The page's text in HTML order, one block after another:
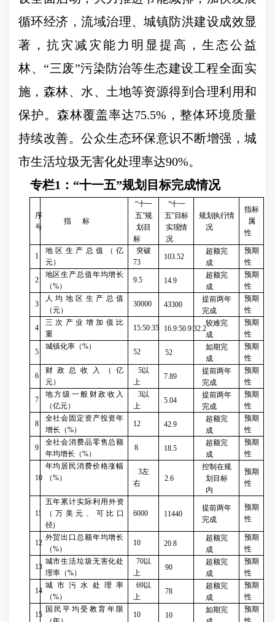
循环经济，流域治理、城镇防洪建设成效显
著，抗灾减灾能力明显提高，生态公益
林、 “三废”污染防治等生态建设工程全面实
施，森林、水、土地等资源得到合理利用和
保护。森林覆盖率达75.5% ，整体环境质量
持续改善。公众生态环保意识不断增强，城
市生活垃圾无害化处理率达90%。
专栏1 ： “十一五”规划目标完成情况
序
号
指 标
“十一
五”规
划目
标
“十一
五”目标
实现情
况
规划执行情
况
指标
属
性
1
地区生产总值（亿
元）
突破
73
103.52
超额完
成
预期
性
2
地区生产总值年均增长
（%）
9.5 14.9
超额完
成
预期
性
3
人均地区生产总值
（元）
3000043300
提前两年
完成
预期
性
4
三次产业增加值比
重
15:50:35
16.9:50.9:32.2
较难完
成
预期
性
5
城镇化率（%）
52 52
如期完
成
预期
性
6
财政总收入（亿
元）
5以
上
7.89
提前两年
完成
预期
性
7
地方级一般财政收入
（亿元）
3以
上
5.04
提前两年
完成
预期
性
8
全社会固定资产投资年
增长（%）
12 42.9
超额完
成
预期
性
9
全社会消费品零售总额
年均增长（%）
8 18.5
超额完
成
预期
性
10
年均居民消费价格涨幅
（%）
3左
右
2.6
控制在规
划目标
内
预期
性
11
五年累计实际利用外资
（万美元、可比口
径）
6000 11440
提前两年
完成
预期
性
12
外贸出口总额年均增长
（%）
10 20.8
超额完
成
预期
性
13
城市生活垃圾无害化处
理率（%）
70以
上
90
超额完
成
预期
性
14
城市污水处理率
（%）
69以
上
78
超额完
成
预期
性
15
国民平均受教育年限
10 10
如期完
预期